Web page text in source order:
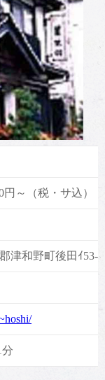
～（税・サ込）
津和野町後田ｲ53-6